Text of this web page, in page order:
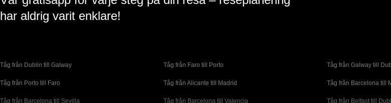
har aldrig varit enklare!
Tåg från Dublin till Galway Tåg från Faro till Porto Tåg från Galway till
Tåg från Porto till Faro Tåg från Alicante till Madrid Tåg från Barcelona till
Tåg från Barcelona till Sevilla Tåg från Barcelona till Valencia Tåg från Belfast till